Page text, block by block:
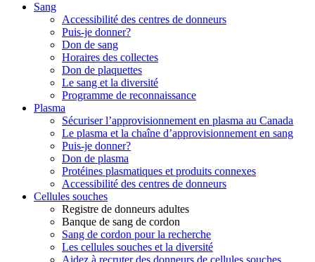
Sang
Accessibilité des centres de donneurs
Puis-je donner?
Don de sang
Horaires des collectes
Don de plaquettes
Le sang et la diversité
Programme de reconnaissance
Plasma
Sécuriser l’approvisionnement en plasma au Canada
Le plasma et la chaîne d’approvisionnement en sang
Puis-je donner?
Don de plasma
Protéines plasmatiques et produits connexes
Accessibilité des centres de donneurs
Cellules souches
Registre de donneurs adultes
Banque de sang de cordon
Sang de cordon pour la recherche
Les cellules souches et la diversité